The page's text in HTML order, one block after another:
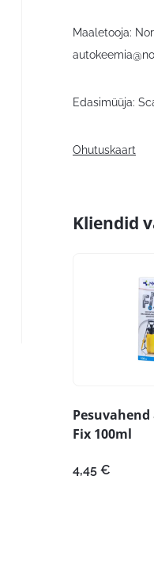
Maaletooja:
Edasimüüja:
Ohutuskaart
Kliendid
Fix 100ml
4,45 €